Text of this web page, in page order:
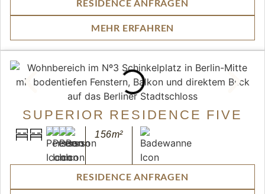
RESIDENCE ANFRAGEN
MEHR ERFAHREN
SUPERIOR RESIDENCE FIVE
156m²
RESIDENCE ANFRAGEN